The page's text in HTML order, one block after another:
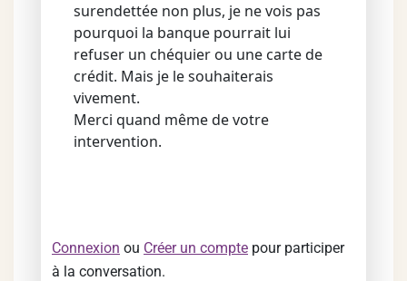
surendettée non plus, je ne vois pas
pourquoi la banque pourrait lui
refuser un chéquier ou une carte de
crédit. Mais je le souhaiterais
vivement.
Merci quand même de votre
intervention.
Connexion ou Créer un compte pour participer
à la conversation.